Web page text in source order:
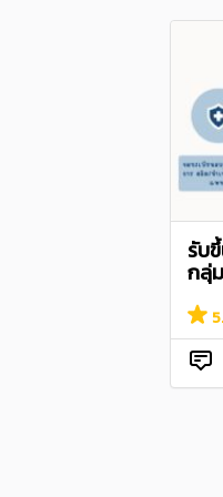
รับ
กลุ่